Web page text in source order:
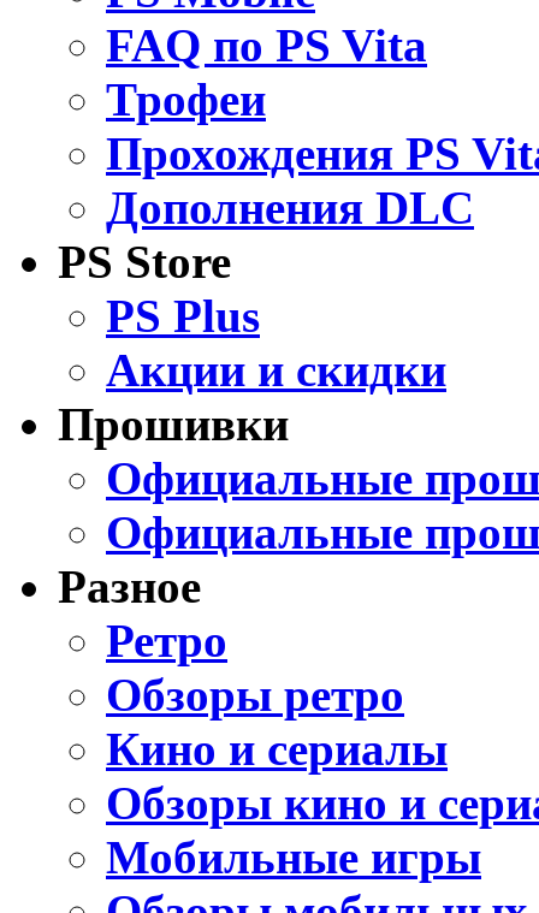
FAQ по PS Vita
Трофеи
Прохождения PS
Дополнения DLC
PS Store
PS Plus
Акции и скидки
Прошивки
Официальные
Официальные
Разное
Ретро
Обзоры ретро
Кино и сериалы
Обзоры кино и
Мобильные игры